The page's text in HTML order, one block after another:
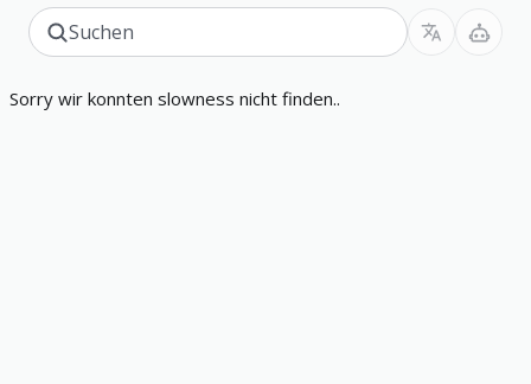
Sorry wir konnten slowness nicht finden..